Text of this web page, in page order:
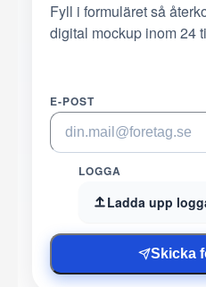
Fyll i formuläret så
digital mockup inom 24
E-POST
LOGGA
Ladda upp
Skicka